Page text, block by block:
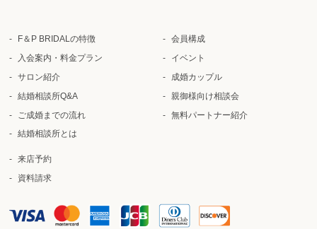
F＆P BRIDALの特徴
入会案内・料金プラン
サロン紹介
結婚相談所Q&A
ご成婚までの流れ
結婚相談所とは
会員構成
イベント
成婚カップル
親御様向け相談会
無料パートナー紹介
来店予約
資料請求